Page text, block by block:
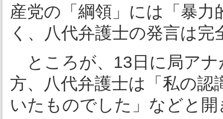
産党の「綱領」には「暴
く、八代弁護士の発言は
ところが、13日に局アナ
方、八代弁護士は「私の
いたものでした」などと